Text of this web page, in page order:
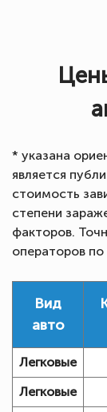
* указана
является
стоимость
степени
факторов.
операторов
Вид
авто
Легковые
Легковые